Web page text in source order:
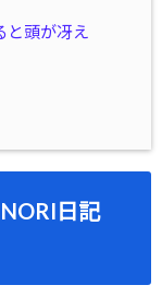
頭が冴え
日記